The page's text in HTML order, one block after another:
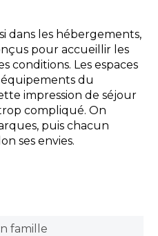
dans les hébergements,
pour accueillir les
conditions. Les espaces
équipements du
impression de séjour
compliqué. On
puis chacun
ses envies.
famille